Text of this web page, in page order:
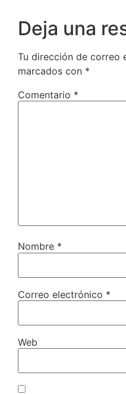
Deja una
Tu dirección de correo
marcados con *
Comentario *
Nombre *
Correo electrónico *
Web